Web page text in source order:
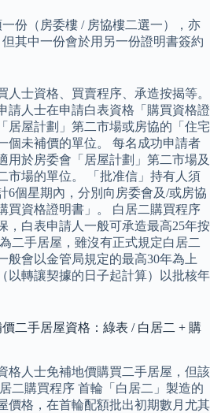
份（房委樓 / 房協樓二選一），亦
其中一份會於用另一份證明書簽約
人士資格、買賣程序、承造按揭等。
請人士在申請白表資格「購買資格證
居屋計劃」第二市場或房協的「住宅
個未補價的單位。 每名成功申請者
用於房委會「居屋計劃」第二市場及
市場的單位。 「批准信」持有人須
6個星期內，分別向房委會及/或房協
買資格證明書」。 白居二購買程序
，白表申請人一般可承造最高25年按
二手居屋，雖沒有正式規定白居二
般會以金管局規定的最高30年為上
以轉讓契據的日子起計算）以批核年
二手居屋資格：綠表 / 白居二 + 購
格人士免補地價購買二手居屋，但該
二購買程序 首輪「白居二」製造的
價格，在首輪配額批出初期數月尤其